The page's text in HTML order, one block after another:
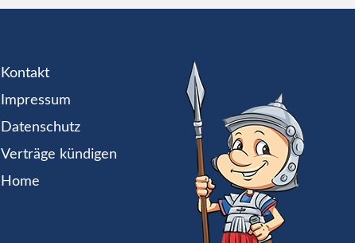
Kontakt
Impressum
Datenschutz
Verträge kündigen
Home